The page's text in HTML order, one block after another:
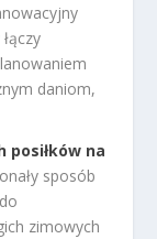
daniom,
posiłków na
sposób
zimowych